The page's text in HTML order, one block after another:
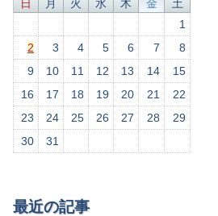
日 月 火 水 木 金
土
1
2
3 4 5 6 7
8
9
10 11 12 13 14
15
16
17 18 19 20 21
22
23
24 25 26 27 28
29
30
31
最近の記事